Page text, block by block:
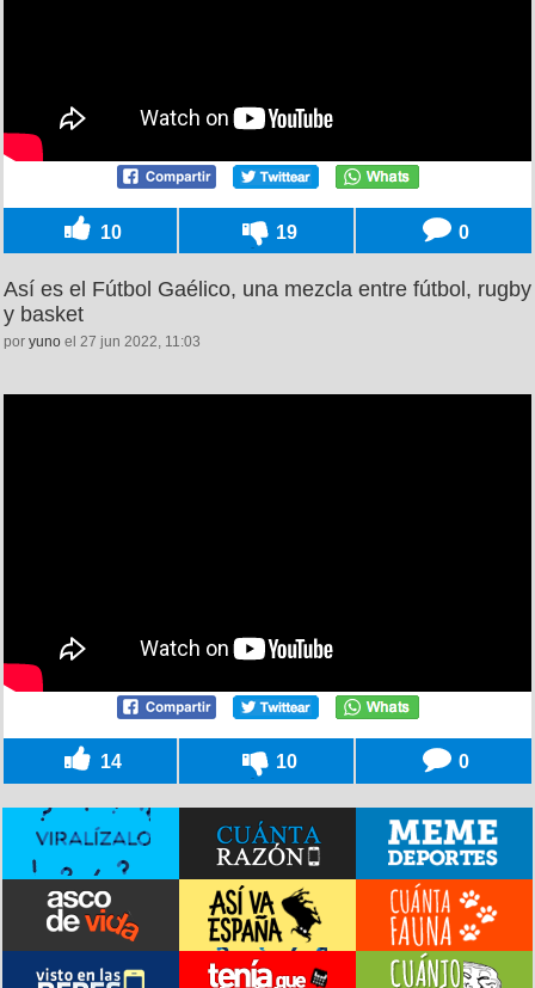
10 19 0
Así es el Fútbol Gaélico, una mezcla entre fútbol, rugby
y basket
por yuno el 27 jun 2022, 11:03
14 10 0